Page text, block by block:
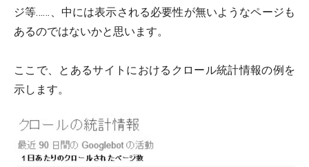
ジ等……、中には表示される必要性が無いようなページも
あるのではないかと思います。
ここで、とあるサイトにおけるクロール統計情報の例を
示します。